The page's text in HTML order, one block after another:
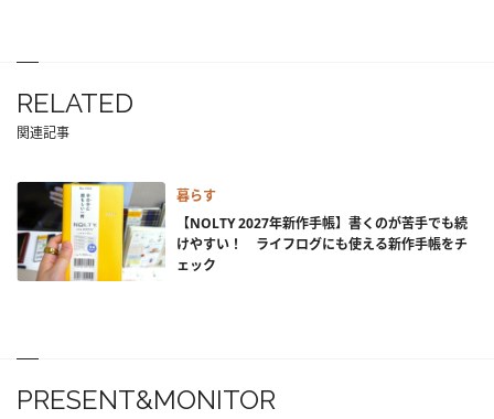
RELATED
関連記事
暮らす
【NOLTY 2027年新作手帳】書くのが苦手でも続
けやすい！ ライフログにも使える新作手帳をチ
ェック
PRESENT&MONITOR